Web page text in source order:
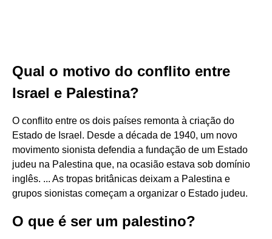
Qual o motivo do conflito entre
Israel e Palestina?
O conflito entre os dois países remonta à criação do
Estado de Israel. Desde a década de 1940, um novo
movimento sionista defendia a fundação de um Estado
judeu na Palestina que, na ocasião estava sob domínio
inglês. ... As tropas britânicas deixam a Palestina e
grupos sionistas começam a organizar o Estado judeu.
O que é ser um palestino?